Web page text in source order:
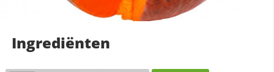
Ingrediënten